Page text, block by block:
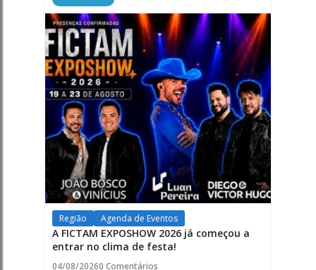
Região Agenda de Eventos
A FICTAM EXPOSHOW 2026 já começou a
entrar no clima de festa!
04/08/20260 Comentários